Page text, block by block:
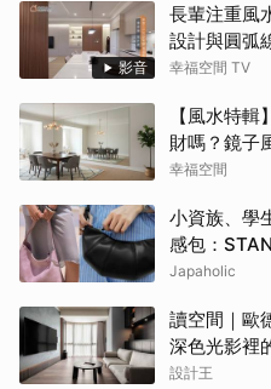
影音
長輩注重風
設計與圓弧
世代都點頭
幸福空間 TV
【風水特
財嗎？鏡子
幸福空間
小資族、學
感包：
約會都超加分
Japaholic
讀空間｜歐
深色光影裡
設計王